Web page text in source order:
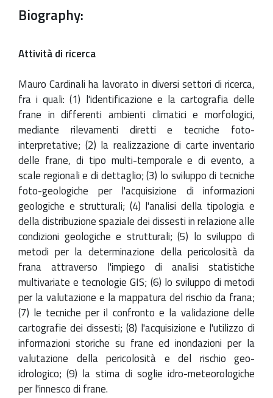
Biography:
Attività di ricerca
Mauro Cardinali ha lavorato in diversi settori di ricerca,
fra i quali: (1) l'identificazione e la cartografia delle
frane in differenti ambienti climatici e morfologici,
mediante rilevamenti diretti e tecniche foto-
interpretative; (2) la realizzazione di carte inventario
delle frane, di tipo multi-temporale e di evento, a
scale regionali e di dettaglio; (3) lo sviluppo di tecniche
foto-geologiche per l'acquisizione di informazioni
geologiche e strutturali; (4) l'analisi della tipologia e
della distribuzione spaziale dei dissesti in relazione alle
condizioni geologiche e strutturali; (5) lo sviluppo di
metodi per la determinazione della pericolosità da
frana attraverso l'impiego di analisi statistiche
multivariate e tecnologie GIS; (6) lo sviluppo di metodi
per la valutazione e la mappatura del rischio da frana;
(7) le tecniche per il confronto e la validazione delle
cartografie dei dissesti; (8) l'acquisizione e l'utilizzo di
informazioni storiche su frane ed inondazioni per la
valutazione della pericolosità e del rischio geo-
idrologico; (9) la stima di soglie idro-meteorologiche
per l'innesco di frane.